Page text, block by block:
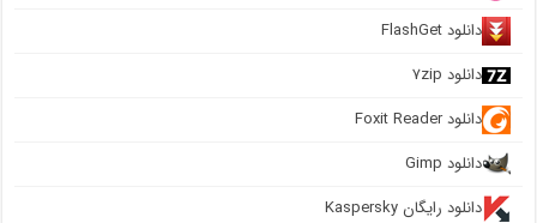
دانلود FlashGet
دانلود ۷zip
دانلود Foxit Reader
دانلود Gimp
دانلود رایگان Kaspersky